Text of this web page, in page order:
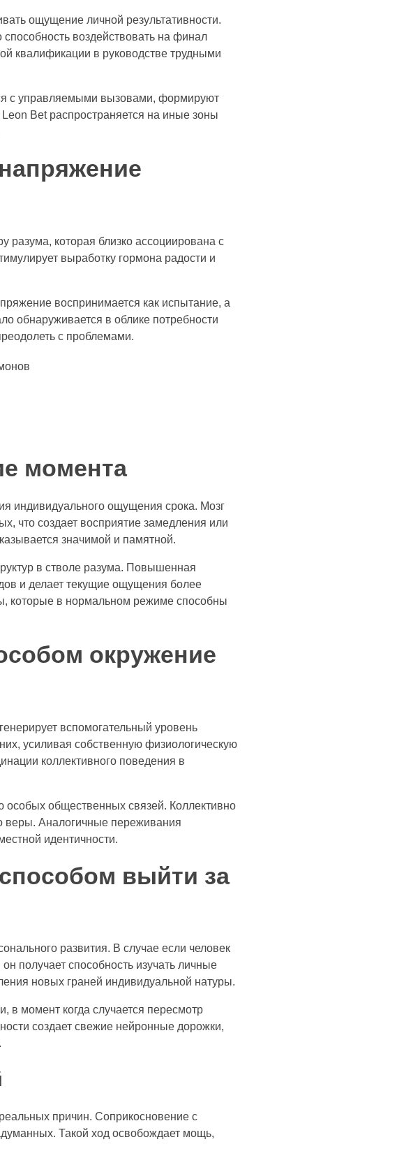
ощущение личной результативности.
способность воздействовать на финал
квалификации в руководстве трудными
с управляемыми вызовами, формируют
Bet распространяется на иные зоны
разума, которая близко ассоциирована с
выработку гормона радости и
воспринимается как испытание, а
обнаруживается в облике потребности
с проблемами.
момента
индивидуального ощущения срока. Мозг
что создает восприятие замедления или
значимой и памятной.
в стволе разума. Повышенная
и делает текущие ощущения более
которые в нормальном режиме способны
окружение
вспомогательный уровень
усиливая собственную физиологическую
коллективного поведения в
особых общественных связей. Коллективно
веры. Аналогичные переживания
идентичности.
выйти за
развития. В случае если человек
получает способность изучать личные
новых граней индивидуальной натуры.
момент когда случается пересмотр
создает свежие нейронные дорожки,
причин. Соприкосновение с
Такой ход освобождает мощь,